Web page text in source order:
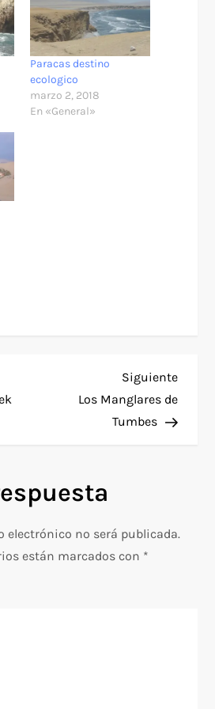
Paracas destino
ecologico
marzo 2, 2018
En «General»
Siguiente
Los Manglares de
Tumbes
electrónico no será publicada.
están marcados con *